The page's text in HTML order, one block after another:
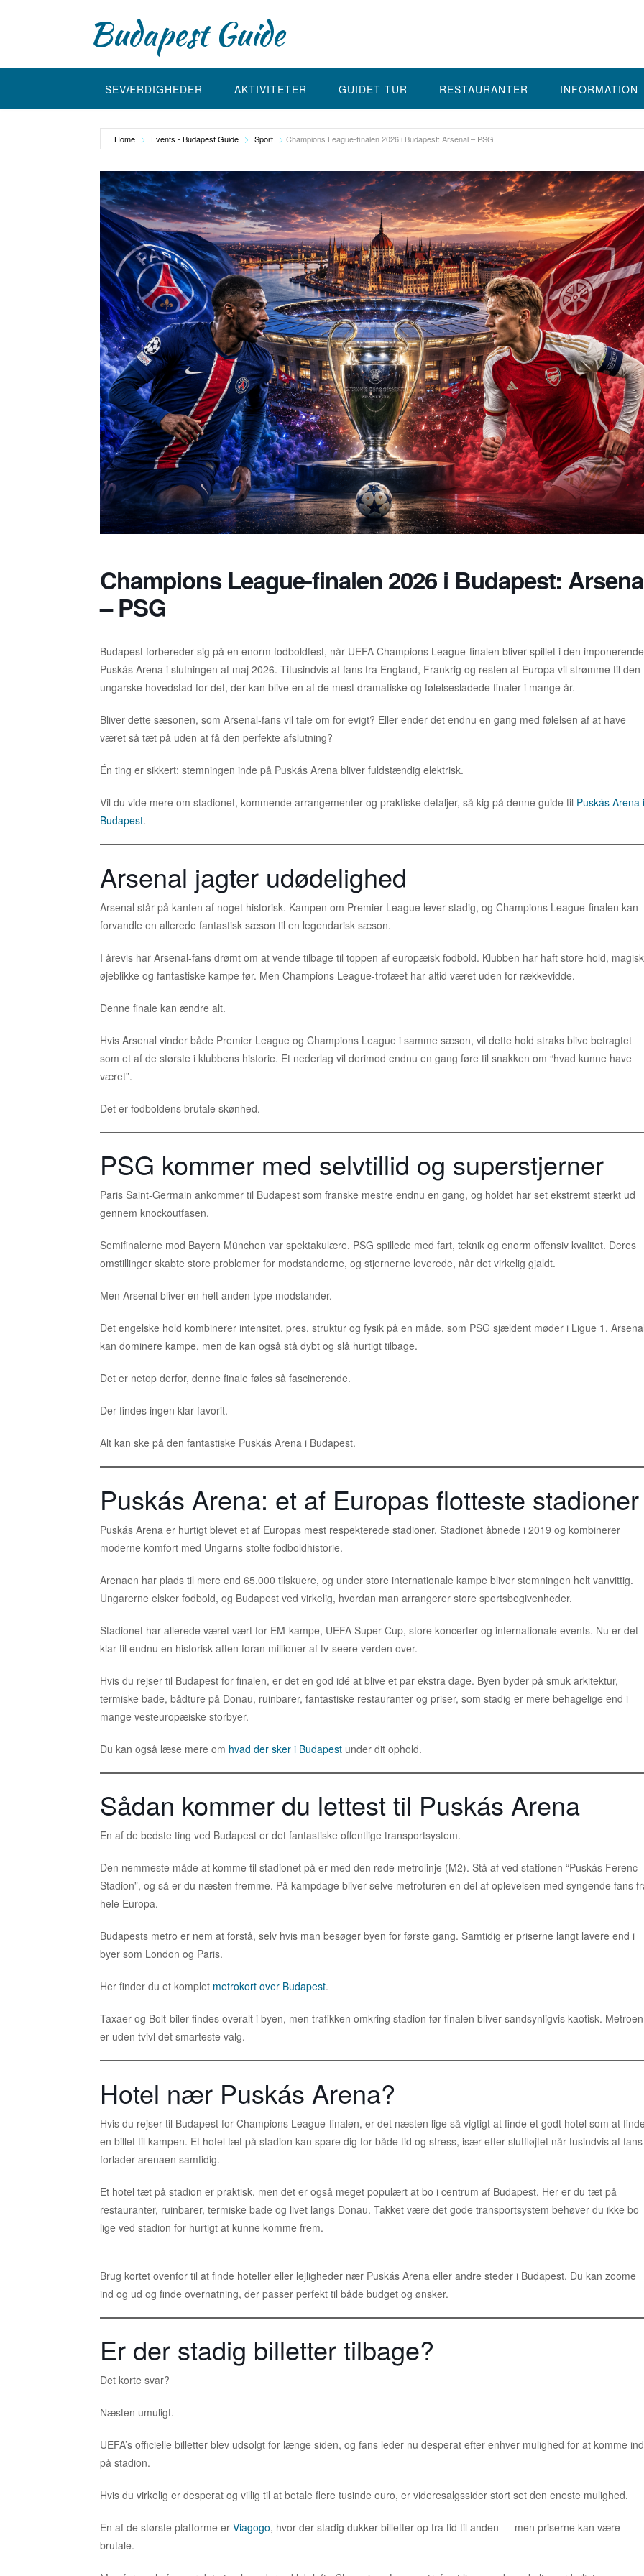
Budapest Guide
SEVÆRDIGHEDER AKTIVITETER GUIDET TUR RESTAURANTER INFORMATION
Home Events - Budapest Guide Sport Champions League-finalen 2026 i Budapest: Arsenal – PSG
Champions League-finalen 2026 i Budapest:
– PSG
Budapest forbereder sig på en enorm fodboldfest, når UEFA Champions League-finalen bliver spillet i den imponerende
Puskás Arena i slutningen af maj 2026. Titusindvis af fans fra England, Frankrig og resten af Europa vil strømme til den
ungarske hovedstad for det, der kan blive en af de mest dramatiske og følelsesladede finaler i mange år.
Bliver dette sæsonen, som Arsenal-fans vil tale om for evigt? Eller ender det endnu en gang med følelsen af at have
været så tæt på uden at få den perfekte afslutning?
Én ting er sikkert: stemningen inde på Puskás Arena bliver fuldstændig elektrisk.
Vil du vide mere om stadionet, kommende arrangementer og praktiske detaljer, så kig på denne guide til Puskás Arena i
Budapest.
Arsenal jagter udødelighed
Arsenal står på kanten af noget historisk. Kampen om Premier League lever stadig, og Champions League-finalen kan
forvandle en allerede fantastisk sæson til en legendarisk sæson.
I årevis har Arsenal-fans drømt om at vende tilbage til toppen af europæisk fodbold. Klubben har haft store hold,
øjeblikke og fantastiske kampe før. Men Champions League-trofæet har altid været uden for rækkevidde.
Denne finale kan ændre alt.
Hvis Arsenal vinder både Premier League og Champions League i samme sæson, vil dette hold straks blive betragtet
som et af de største i klubbens historie. Et nederlag vil derimod endnu en gang føre til snakken om “hvad kunne have
været”.
Det er fodboldens brutale skønhed.
PSG kommer med selvtillid og superstjerner
Paris Saint-Germain ankommer til Budapest som franske mestre endnu en gang, og holdet har set ekstremt stærkt ud
gennem knockoutfasen.
Semifinalerne mod Bayern München var spektakulære. PSG spillede med fart, teknik og enorm offensiv kvalitet. Deres
omstillinger skabte store problemer for modstanderne, og stjernerne leverede, når det virkelig gjaldt.
Men Arsenal bliver en helt anden type modstander.
Det engelske hold kombinerer intensitet, pres, struktur og fysik på en måde, som PSG sjældent møder i Ligue 1.
kan dominere kampe, men de kan også stå dybt og slå hurtigt tilbage.
Det er netop derfor, denne finale føles så fascinerende.
Der findes ingen klar favorit.
Alt kan ske på den fantastiske Puskás Arena i Budapest.
Puskás Arena: et af Europas flotteste stadioner
Puskás Arena er hurtigt blevet et af Europas mest respekterede stadioner. Stadionet åbnede i 2019 og kombinerer
moderne komfort med Ungarns stolte fodboldhistorie.
Arenaen har plads til mere end 65.000 tilskuere, og under store internationale kampe bliver stemningen helt vanvittig.
Ungarerne elsker fodbold, og Budapest ved virkelig, hvordan man arrangerer store sportsbegivenheder.
Stadionet har allerede været vært for EM-kampe, UEFA Super Cup, store koncerter og internationale events. Nu er det
klar til endnu en historisk aften foran millioner af tv-seere verden over.
Hvis du rejser til Budapest for finalen, er det en god idé at blive et par ekstra dage. Byen byder på smuk arkitektur,
termiske bade, bådture på Donau, ruinbarer, fantastiske restauranter og priser, som stadig er mere behagelige end i
mange vesteuropæiske storbyer.
Du kan også læse mere om hvad der sker i Budapest under dit ophold.
Sådan kommer du lettest til Puskás Arena
En af de bedste ting ved Budapest er det fantastiske offentlige transportsystem.
Den nemmeste måde at komme til stadionet på er med den røde metrolinje (M2). Stå af ved stationen “Puskás Ferenc
Stadion”, og så er du næsten fremme. På kampdage bliver selve metroturen en del af oplevelsen med syngende fans
hele Europa.
Budapests metro er nem at forstå, selv hvis man besøger byen for første gang. Samtidig er priserne langt lavere end i
byer som London og Paris.
Her finder du et komplet metrokort over Budapest.
Taxaer og Bolt-biler findes overalt i byen, men trafikken omkring stadion før finalen bliver sandsynligvis kaotisk. Metroen
er uden tvivl det smarteste valg.
Hotel nær Puskás Arena?
Hvis du rejser til Budapest for Champions League-finalen, er det næsten lige så vigtigt at finde et godt hotel som at
en billet til kampen. Et hotel tæt på stadion kan spare dig for både tid og stress, især efter slutfløjtet når tusindvis af fans
forlader arenaen samtidig.
Et hotel tæt på stadion er praktisk, men det er også meget populært at bo i centrum af Budapest. Her er du tæt på
restauranter, ruinbarer, termiske bade og livet langs Donau. Takket være det gode transportsystem behøver du ikke bo
lige ved stadion for hurtigt at kunne komme frem.
Brug kortet ovenfor til at finde hoteller eller lejligheder nær Puskás Arena eller andre steder i Budapest. Du kan zoome
ind og ud og finde overnatning, der passer perfekt til både budget og ønsker.
Er der stadig billetter tilbage?
Det korte svar?
Næsten umuligt.
UEFA’s officielle billetter blev udsolgt for længe siden, og fans leder nu desperat efter enhver mulighed for at komme ind
på stadion.
Hvis du virkelig er desperat og villig til at betale flere tusinde euro, er videresalgssider stort set den eneste mulighed.
En af de største platforme er Viagogo, hvor der stadig dukker billetter op fra tid til anden — men priserne kan være
brutale.